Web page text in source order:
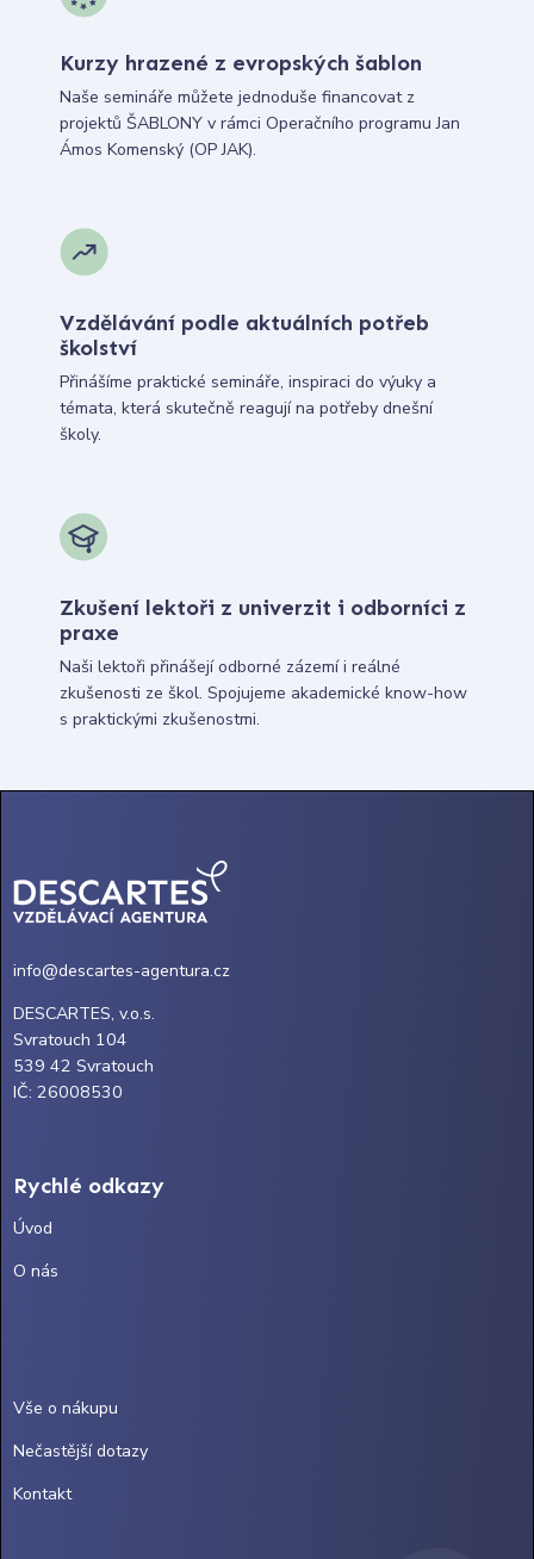
Kurzy hrazené z evropských šablon
Naše semináře můžete jednoduše financovat z
projektů ŠABLONY v rámci Operačního programu Jan
Ámos Komenský (OP JAK).
Vzdělávání podle aktuálních potřeb
školství
Přinášíme praktické semináře, inspiraci do výuky a
témata, která skutečně reagují na potřeby dnešní
školy.
Zkušení lektoři z univerzit i odborníci z
praxe
Naši lektoři přinášejí odborné zázemí i reálné
zkušenosti ze škol. Spojujeme akademické know-how
s praktickými zkušenostmi.
info@descartes-agentura.cz
DESCARTES, v.o.s.
Svratouch 104
539 42 Svratouch
IČ: 26008530
Rychlé odkazy
Úvod
O nás
Vše o nákupu
Nečastější dotazy
Kontakt